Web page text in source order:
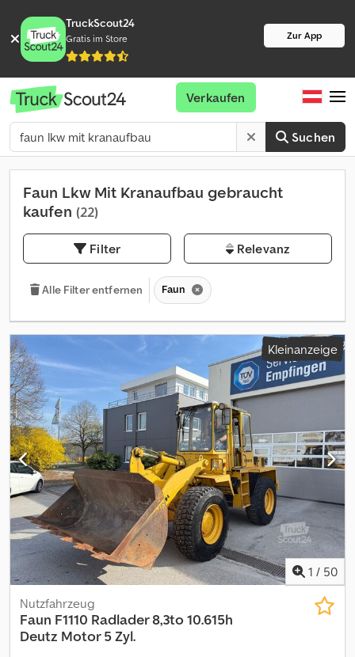
TruckScout24
Gratis im Store Zur App
Suchen
Verkaufen
Faun Lkw Mit Kranaufbau gebraucht
kaufen (22)
Filter Relevanz
Alle Filter entfernen Faun
Kleinanzeige
1 / 50
Nutzfahrzeug
Faun F1110 Radlader 8,3to 10.615h
Deutz Motor 5 Zyl.